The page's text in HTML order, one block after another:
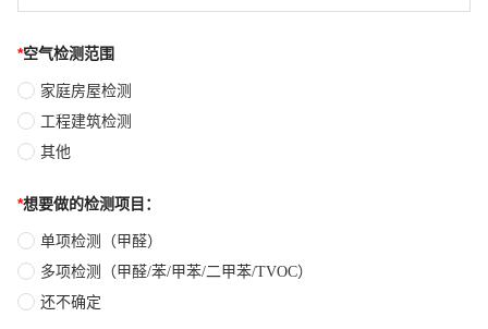
*空气检测范围
家庭房屋检测
工程建筑检测
其他
*想要做的检测项目：
单项检测（甲醛）
多项检测（甲醛/苯/甲苯/二甲苯/TVOC）
还不确定